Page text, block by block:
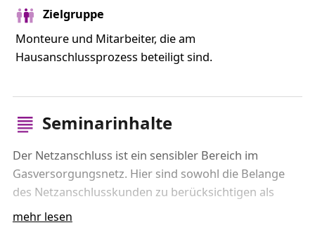
Zielgruppe
Monteure und Mitarbeiter, die am
Hausanschlussprozess beteiligt sind.
Seminarinhalte
Der Netzanschluss ist ein sensibler Bereich im
Gasversorgungsnetz. Hier sind sowohl die Belange
des Netzanschlusskunden zu berücksichtigen als
auch eine qualitativ hochwertige Ausführung der
mehr lesen